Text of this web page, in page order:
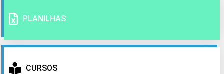
PLANILHAS
CURSOS